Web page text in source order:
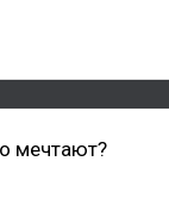
мечтают?